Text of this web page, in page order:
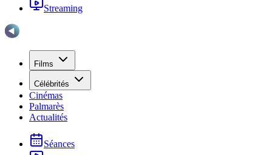
Streaming
Films
Célébrités
Cinémas
Palmarès
Actualités
Séances